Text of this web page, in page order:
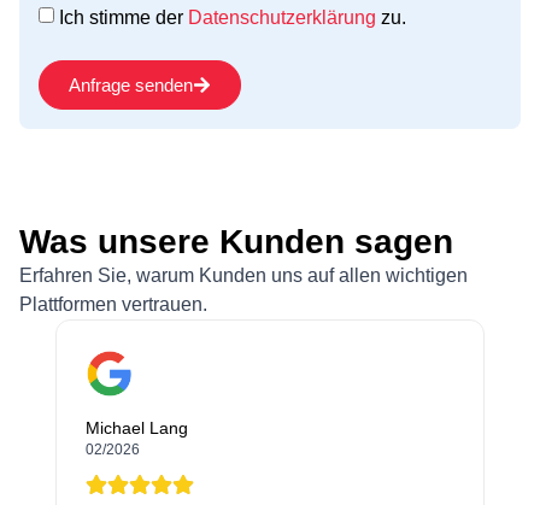
Ich stimme der Datenschutzerklärung zu.
Anfrage senden
Was unsere Kunden sagen
Erfahren Sie, warum Kunden uns auf allen wichtigen
Plattformen vertrauen.
Michael Lang
02/2026